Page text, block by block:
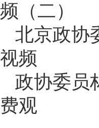
频（二）
北京政协
视频
政协委员
费观